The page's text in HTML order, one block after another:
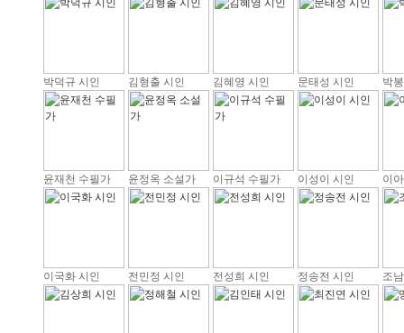
박덕규 시인 김형출 시인 김혜영 시인 문태성 시인 박
윤재천 수필가 윤정옥 소설가 이규석 수필가 이성이 시인 이
이국화 시인 전민정 시인 전성희 시인 정송전 시인 조